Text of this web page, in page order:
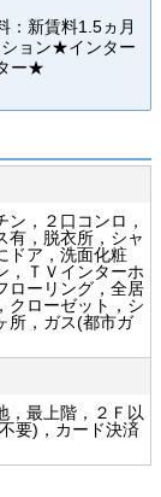
：新賃料1.5ヵ月
ョン★インター
ー★
，２口コンロ，
有，脱衣所，シャ
ドア，洗面化粧
，ＴＶインターホ
ローリング，全居
クローゼット，シ
所，ガス(都市ガ
，最上階，２Ｆ以
要)，カード決済